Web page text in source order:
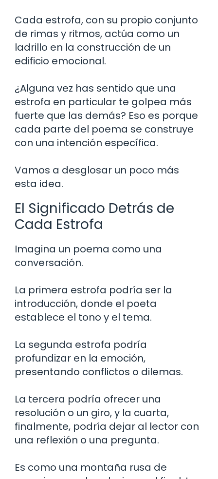
Cada estrofa, con su propio conjunto
de rimas y ritmos, actúa como un
ladrillo en la construcción de un
edificio emocional.
¿Alguna vez has sentido que una
estrofa en particular te golpea más
fuerte que las demás? Eso es porque
cada parte del poema se construye
con una intención específica.
Vamos a desglosar un poco más
esta idea.
El Significado Detrás de
Cada Estrofa
Imagina un poema como una
conversación.
La primera estrofa podría ser la
introducción, donde el poeta
establece el tono y el tema.
La segunda estrofa podría
profundizar en la emoción,
presentando conflictos o dilemas.
La tercera podría ofrecer una
resolución o un giro, y la cuarta,
finalmente, podría dejar al lector con
una reflexión o una pregunta.
Es como una montaña rusa de